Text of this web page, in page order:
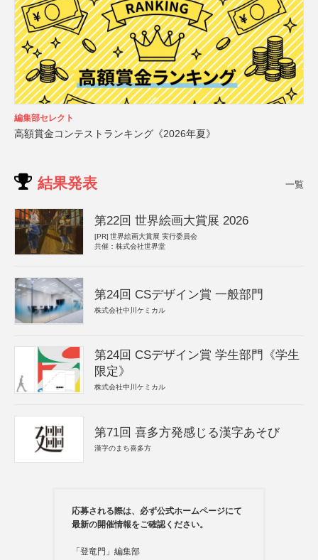
編集部セレクト
高額賞金コンテストランキング《2026年夏》
結果発表 一覧
第22回 世界絵画大賞展 2026
[PR] 世界絵画大賞展 実行委員会
共催：株式会社世界堂
第24回 CSデザイン賞 一般部門
株式会社中川ケミカル
第24回 CSデザイン賞 学生部門《学生
限定》
株式会社中川ケミカル
第71回 喜多方発感じる漢字あそび
漢字のまち喜多方
応募される際は、必ず公式ホームページにて
最新の開催情報をご確認ください。
「登竜門」編集部